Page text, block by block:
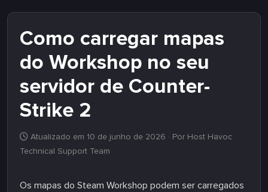
Como carregar mapas
do Workshop no seu
servidor de Counter-
Strike 2
Atualizado em 10 de junho de 2026 · Por Host Havoc
Technical Support Team
Os mapas do Steam Workshop podem ser carregados